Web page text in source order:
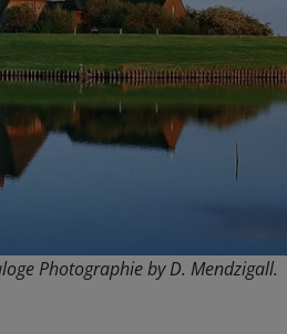
Photographie by D. Mendzigall.